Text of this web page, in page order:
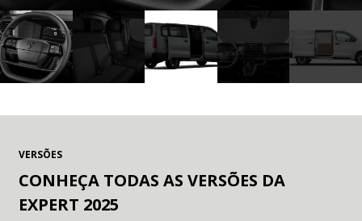
CONHEÇA TODAS AS VERSÕES DA
EXPERT 2025